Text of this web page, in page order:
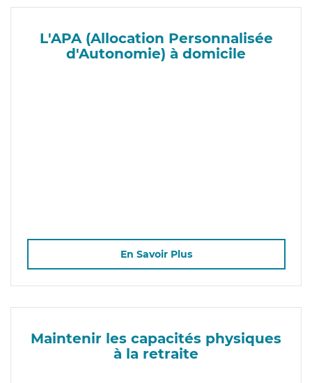
L'APA (Allocation Personnalisée
d'Autonomie) à domicile
En Savoir Plus
Maintenir les capacités physiques
à la retraite